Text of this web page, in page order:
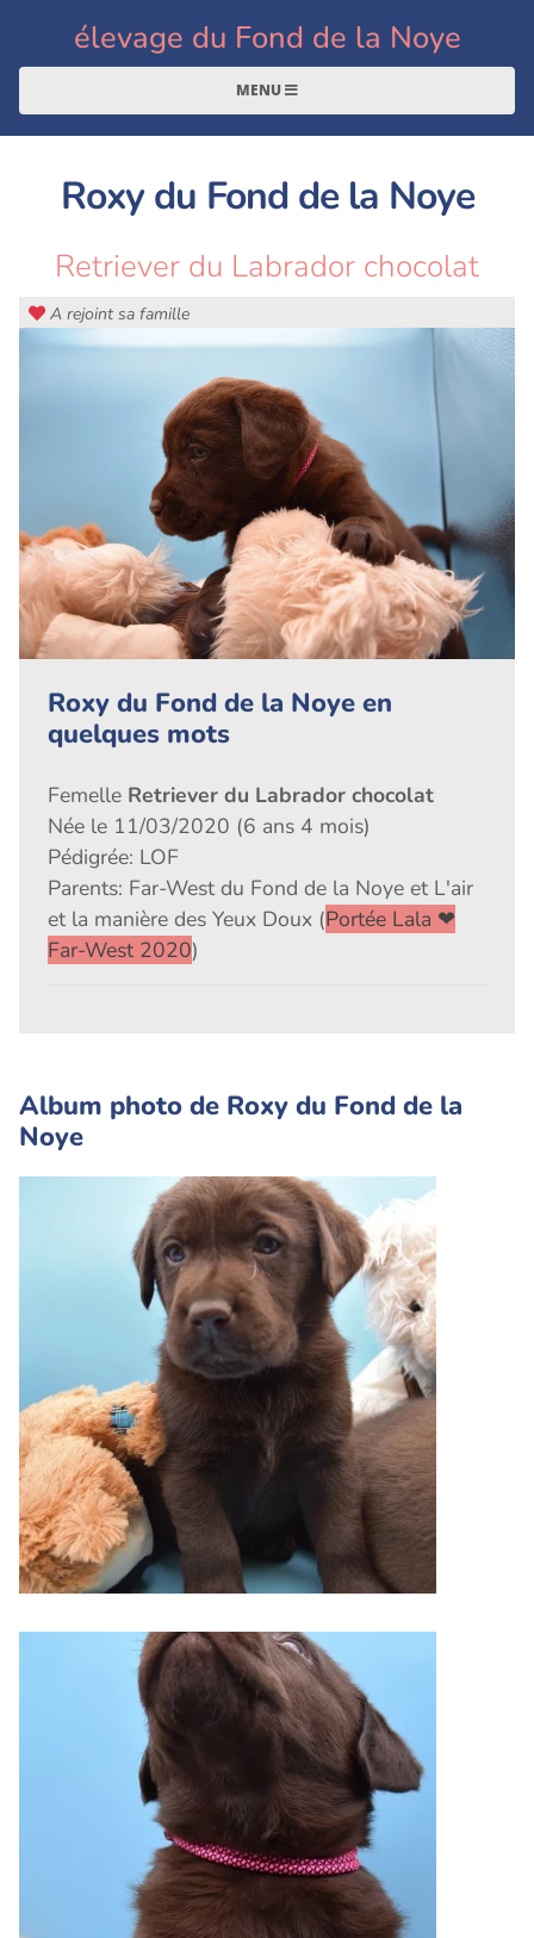
élevage du Fond de la Noye
MENU
Roxy du Fond de la Noye
Retriever du Labrador chocolat
A rejoint sa famille
Roxy du Fond de la Noye en
quelques mots
Femelle Retriever du Labrador chocolat
Née le 11/03/2020 (6 ans 4 mois)
Pédigrée: LOF
Parents: Far-West du Fond de la Noye et L'air
et la manière des Yeux Doux (Portée Lala ❤
Far-West 2020)
Album photo de Roxy du Fond de la
Noye